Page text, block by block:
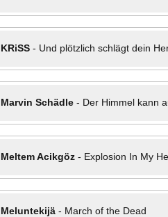
KRiSS- Und plötzlich schlägt dein
Marvin Schädle- Der Himmel kann
Meltem Acikgöz- Explosion In My
Meluntekijä- March of the Dead